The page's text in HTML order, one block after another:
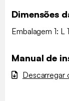
Dimensões
Embalagem 1:
Manual de
Descarregar